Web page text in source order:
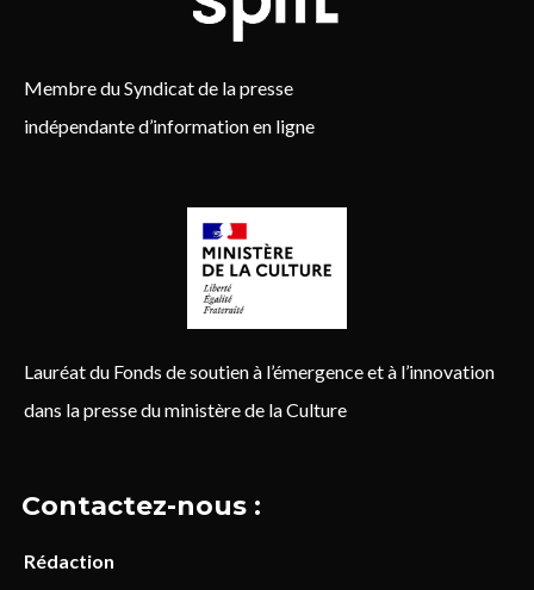
Membre du Syndicat de la presse
indépendante d’information en ligne
Lauréat du Fonds de soutien à l’émergence et à l’innovation
dans la presse du ministère de la Culture
Contactez-nous :
Rédaction